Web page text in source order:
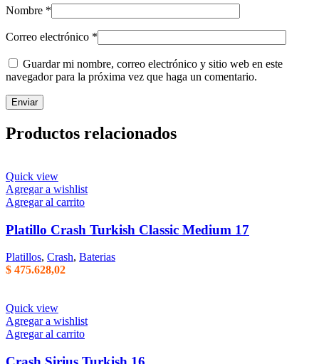
Nombre *
Correo electrónico *
Guardar mi nombre, correo electrónico y sitio web en este
navegador para la próxima vez que haga un comentario.
Productos relacionados
Quick view
Agregar a wishlist
Agregar al carrito
Platillo Crash Turkish Classic Medium 17
Platillos, Crash, Baterias
$ 475.628,02
Quick view
Agregar a wishlist
Agregar al carrito